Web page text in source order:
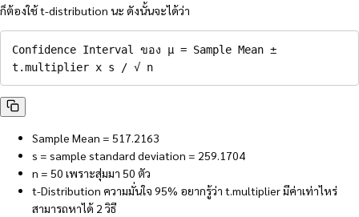
ก็ต้องใช้ t-distribution นะ ดังนั้นจะได้ว่า
Confidence Interval ของ µ = Sample Mean ±
t.multiplier x s / √ n
Sample Mean = 517.2163
s = sample standard deviation = 259.1704
n = 50 เพราะสุ่มมา 50 ตัว
t-Distribution ความมั่นใจ 95% อยากรู้ว่า t.multiplier มีค่าเท่าไหร่
สามารถหาได้ 2 วิธี